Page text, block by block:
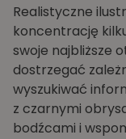
Realistyczne
koncentrację
swoje najbliższe
dostrzegać
wyszukiwać
z czarnymi
bodźcami i